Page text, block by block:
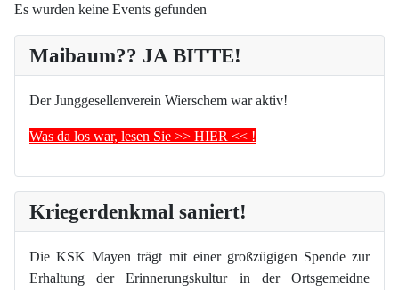
Maibaum?? JA BITTE!
Der Junggesellenverein Wierschem war aktiv!
Was da los war, lesen Sie >> HIER << !
Kriegerdenkmal saniert!
Die KSK Mayen trägt mit einer großzügigen Spende zur
Erhaltung der Erinnerungskultur in der Ortsgemeidne
Es wurden keine Events gefunden